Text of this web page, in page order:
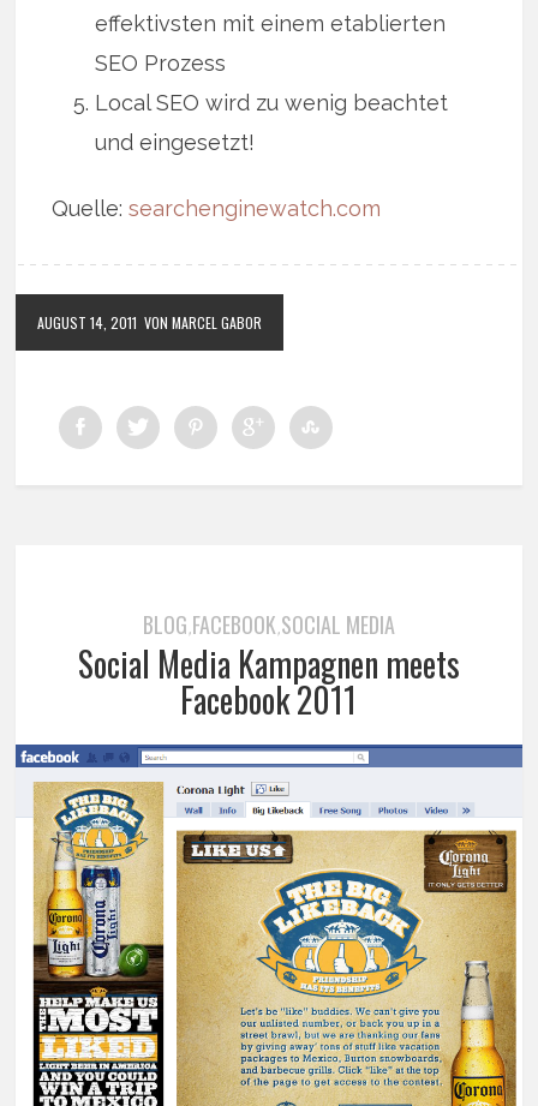
effektivsten mit einem etablierten
SEO Prozess
Local SEO wird zu wenig beachtet
und eingesetzt!
Quelle:searchenginewatch.com
AUGUST 14, 2011 VON MARCEL GABOR
BLOG,FACEBOOK,SOCIAL MEDIA
Social Media Kampagnen meets
Facebook 2011